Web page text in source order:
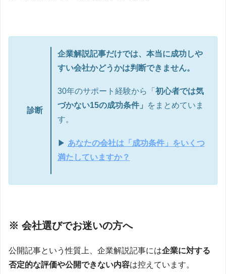
診断
企業解説記事だけでは、本当に成功しや
すい会社かどうかは判断できません。
30年のサポート経験から「 初心者では気
づかない15の成功条件」
をまとめていま
す。
▶ あなたの会社は「成功条件」をいくつ
満たしていますか？
※ 会社選びでお迷いの方へ
公開記事という性質上、企業解説記事には企業に対する
否定的な評価や公開できない内容は控えています。